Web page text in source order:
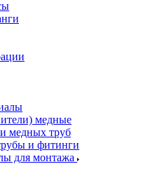
медные
медных труб
и фитинги
для монтажа